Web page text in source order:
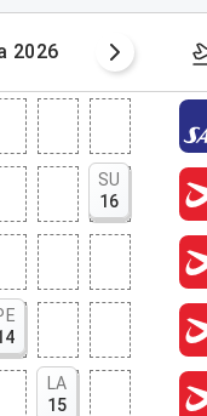
2026
SU
16
LA
15